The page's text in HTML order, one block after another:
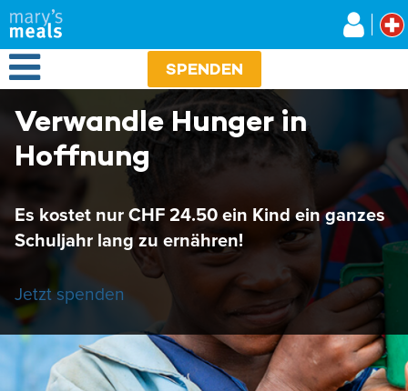
Direkt
zum
Inhalt
Open Menu SPENDEN
Verwandle Hunger in
Hoffnung
Es kostet nur CHF 24.50 ein Kind ein ganzes
Schuljahr lang zu ernähren!
Jetzt spenden